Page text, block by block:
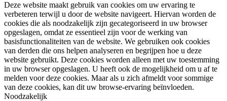
Deze website maakt gebruik van cookies om uw ervaring te
verbeteren terwijl u door de website navigeert. Hiervan worden de
cookies die als noodzakelijk zijn gecategoriseerd in uw browser
opgeslagen, omdat ze essentieel zijn voor de werking van
basisfunctionaliteiten van de website. We gebruiken ook cookies
van derden die ons helpen analyseren en begrijpen hoe u deze
website gebruikt. Deze cookies worden alleen met uw toestemming
in uw browser opgeslagen. U heeft ook de mogelijkheid om u af te
melden voor deze cookies. Maar als u zich afmeldt voor sommige
van deze cookies, kan dit uw browse-ervaring beïnvloeden.
Noodzakelijk